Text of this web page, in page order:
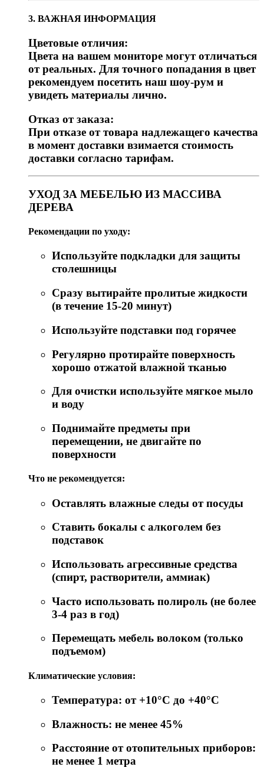
3. ВАЖНАЯ ИНФОРМАЦИЯ
Цветовые отличия:
Цвета на вашем мониторе могут отличаться
от реальных. Для точного попадания в цвет
рекомендуем посетить наш шоу-рум и
увидеть материалы лично.
Отказ от заказа:
При отказе от товара надлежащего качества
в момент доставки взимается стоимость
доставки согласно тарифам.
УХОД ЗА МЕБЕЛЬЮ ИЗ МАССИВА
ДЕРЕВА
Рекомендации по уходу:
Используйте подкладки для защиты
столешницы
Сразу вытирайте пролитые жидкости
(в течение 15-20 минут)
Используйте подставки под горячее
Регулярно протирайте поверхность
хорошо отжатой влажной тканью
Для очистки используйте мягкое мыло
и воду
Поднимайте предметы при
перемещении, не двигайте по
поверхности
Что не рекомендуется:
Оставлять влажные следы от посуды
Ставить бокалы с алкоголем без
подставок
Использовать агрессивные средства
(спирт, растворители, аммиак)
Часто использовать полироль (не более
3-4 раз в год)
Перемещать мебель волоком (только
подъемом)
Климатические условия:
Температура: от +10°C до +40°C
Влажность: не менее 45%
Расстояние от отопительных приборов:
не менее 1 метра